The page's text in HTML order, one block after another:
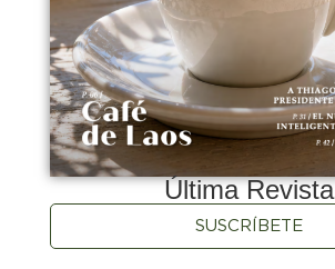
Última Revista
SUSCRÍBETE